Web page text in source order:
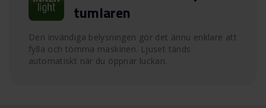
tumlaren
Den invändiga belysningen gör det ännu enklare att
fylla och tömma maskinen. Ljuset tänds
automatiskt när du öppnar luckan.